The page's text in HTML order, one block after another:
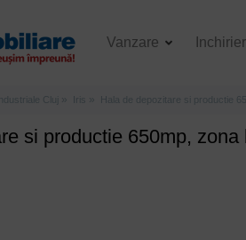
Vanzare
Cluj Iris Hala de depozitare si productie
si productie 650mp, zona